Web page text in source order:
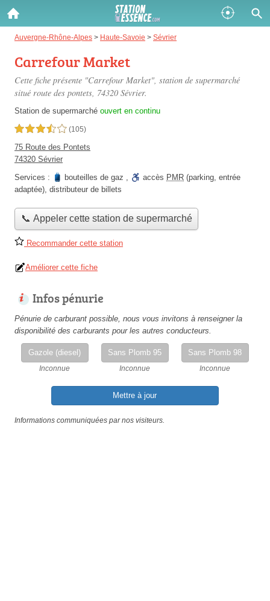
Auvergne-Rhône-Alpes > Haute-Savoie > Sévrier
Carrefour Market
Cette fiche présente "Carrefour Market", station de supermarché
situé route des pontets, 74320 Sévrier.
Station de supermarché ouvert en continu
3,5 étoiles sur 5 (105)
75 Route des Pontets
74320 Sévrier
Services :
bouteilles de gaz , accès PMR (parking, entrée
adaptée), distributeur de billets
📞 Appeler cette station de supermarché
Recommander cette station
Améliorer cette fiche
Infos pénurie
Pénurie de carburant possible, nous vous invitons à renseigner la
disponibilité des carburants pour les autres conducteurs.
Gazole (diesel)
Inconnue
Sans Plomb 95
Inconnue
Sans Plomb 98
Inconnue
Mettre à jour
Informations communiquées par nos visiteurs.
Gazole :
Disponible
SP 98 :
Disponible
SP 95 :
Disponible